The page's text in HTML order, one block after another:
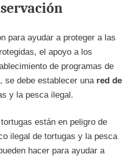
para ayudar a proteger a las
el apoyo a los
de programas de
se debe establecer una red de
y la pesca ilegal.
están en peligro de
ilegal de tortugas y la pesca
hacer para ayudar a